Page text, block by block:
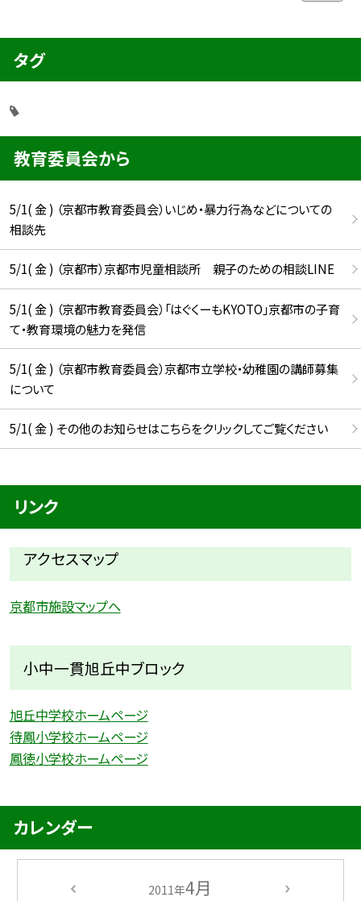
タグ
教育委員会から
5/1( 金 ) （京都市教育委員会）いじめ・暴力行為などについての
相談先
5/1( 金 ) （京都市）京都市児童相談所 親子のための相談LINE
5/1( 金 ) （京都市教育委員会）「はぐくーもKYOTO」京都市の子育
て・教育環境の魅力を発信
5/1( 金 ) （京都市教育委員会）京都市立学校・幼稚園の講師募集
について
5/1( 金 ) その他のお知らせはこちらをクリックしてご覧ください
リンク
アクセスマップ
京都市施設マップへ
小中一貫旭丘中ブロック
旭丘中学校ホームページ
待鳳小学校ホームページ
鳳徳小学校ホームページ
カレンダー
2011年4月